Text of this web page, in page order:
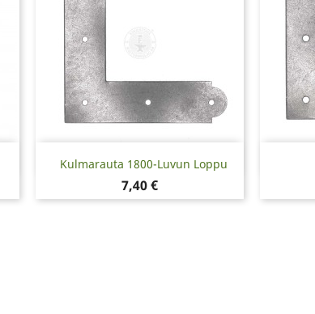
Kulmarauta 1800-Luvun Loppu
Hinta
7,40 €
Pikakatselu